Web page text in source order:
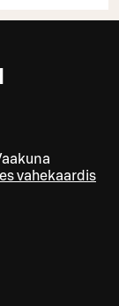
vahekaardis